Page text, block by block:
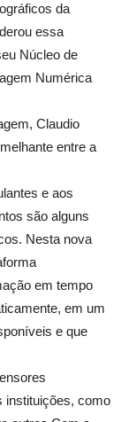
da
essa
Núcleo de
Numérica
Claudio
entre a
e aos
são alguns
Nesta nova
em tempo
em um
e que
instituições, como